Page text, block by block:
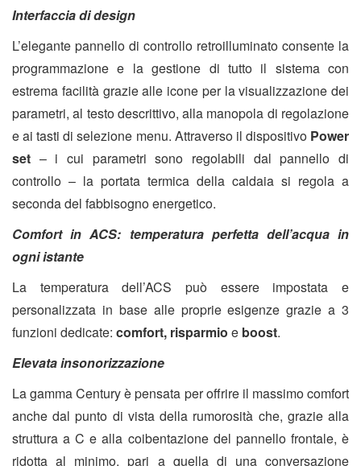
Interfaccia di design
L’elegante pannello di controllo retroilluminato consente la
programmazione e la gestione di tutto il sistema con
estrema facilità grazie alle icone per la visualizzazione dei
parametri, al testo descrittivo, alla manopola di regolazione
e ai tasti di selezione menu. Attraverso il dispositivo Power
set – i cui parametri sono regolabili dal pannello di
controllo – la portata termica della caldaia si regola a
seconda del fabbisogno energetico.
Comfort in ACS: temperatura perfetta dell’acqua in
ogni istante
La temperatura dell’ACS può essere impostata e
personalizzata in base alle proprie esigenze grazie a 3
funzioni dedicate: comfort, risparmio e boost.
Elevata insonorizzazione
La gamma Century è pensata per offrire il massimo comfort
anche dal punto di vista della rumorosità che, grazie alla
struttura a C e alla coibentazione del pannello frontale, è
ridotta al minimo, pari a quella di una conversazione